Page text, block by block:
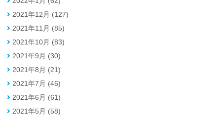
2021年12月 (127)
2021年11月 (85)
2021年10月 (83)
2021年9月 (30)
2021年8月 (21)
2021年7月 (46)
2021年6月 (61)
2021年5月 (58)